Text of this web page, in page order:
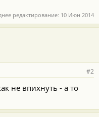
редактирование: 10 Июн 2014
#2
не впихнуть - а то